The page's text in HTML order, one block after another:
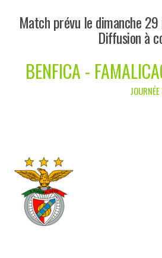
Match prévu le dimanche
Diffusion à
BENFICA -